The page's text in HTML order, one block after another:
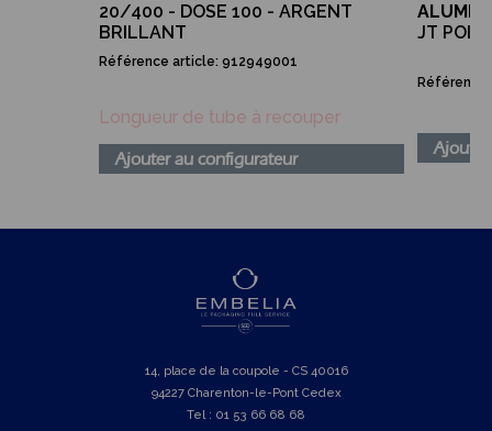
20/400 - DOSE 100 - ARGENT
BRILLANT
Référence article: 912949001
Longueur de tube à recouper
Ajouter au configurateur
JT
Référence
14, place de la coupole - CS 40016
94227 Charenton-le-Pont Cedex
Tel : 01 53 66 68 68